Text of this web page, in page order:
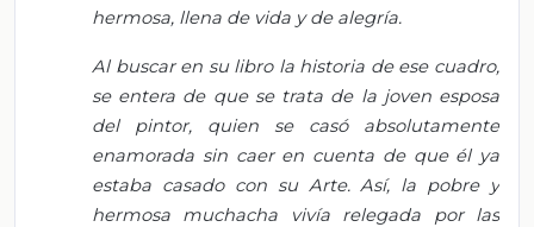
hermosa, llena de vida y de alegría.
Al buscar en su libro la historia de ese cuadro,
se entera de que se trata de la joven esposa
del pintor, quien se casó absolutamente
enamorada sin caer en cuenta de que él ya
estaba casado con su Arte. Así, la pobre y
hermosa muchacha vivía relegada por las